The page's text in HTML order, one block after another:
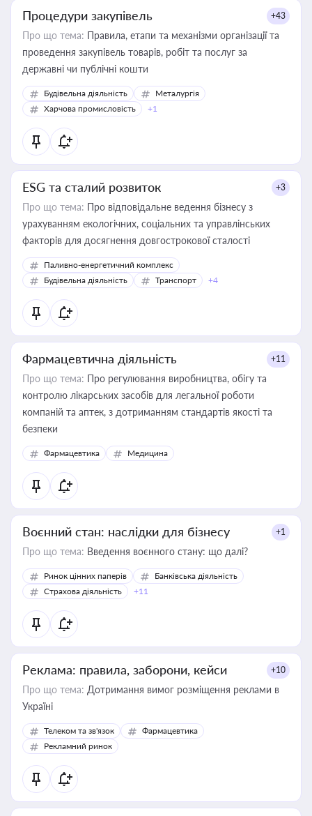
Процедури закупівель +43
Про що тема: Правила, етапи та механізми організації та
проведення закупівель товарів, робіт та послуг за
державні чи публічні кошти
Будівельна діяльність
Металургія
Харчова промисловість
+1
ESG та сталий розвиток +3
Про що тема: Про відповідальне ведення бізнесу з
урахуванням екологічних, соціальних та управлінських
факторів для досягнення довгострокової сталості
Паливно-енергетичний комплекс
Будівельна діяльність
Транспорт +4
Фармацевтична діяльність +11
Про що тема: Про регулювання виробництва, обігу та
контролю лікарських засобів для легальної роботи
компаній та аптек, з дотриманням стандартів якості та
безпеки
Фармацевтика Медицина
Воєнний стан: наслідки для бізнесу +1
Про що тема: Введення воєнного стану: що далі?
Ринок цінних паперів
Банківська діяльність
Страхова діяльність
+11
Реклама: правила, заборони, кейси +10
Про що тема: Дотримання вимог розміщення реклами в
Україні
Телеком та зв'язок
Фармацевтика
Рекламний ринок